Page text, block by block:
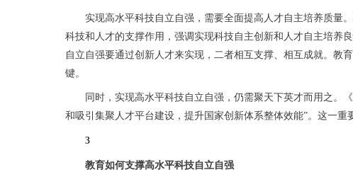
实现高水平科技自立自强，需要全面提高人才自主培养质量。
科技和人才的支撑作用，强调实现科技自主创新和人才自主培养
自立自强要通过创新人才来实现，二者相互支撑、相互成就。教
键。
同时，实现高水平科技自立自强，仍需聚天下英才而用之。《
和吸引集聚人才平台建设，提升国家创新体系整体效能”。这一
3
教育如何支撑高水平科技自立自强